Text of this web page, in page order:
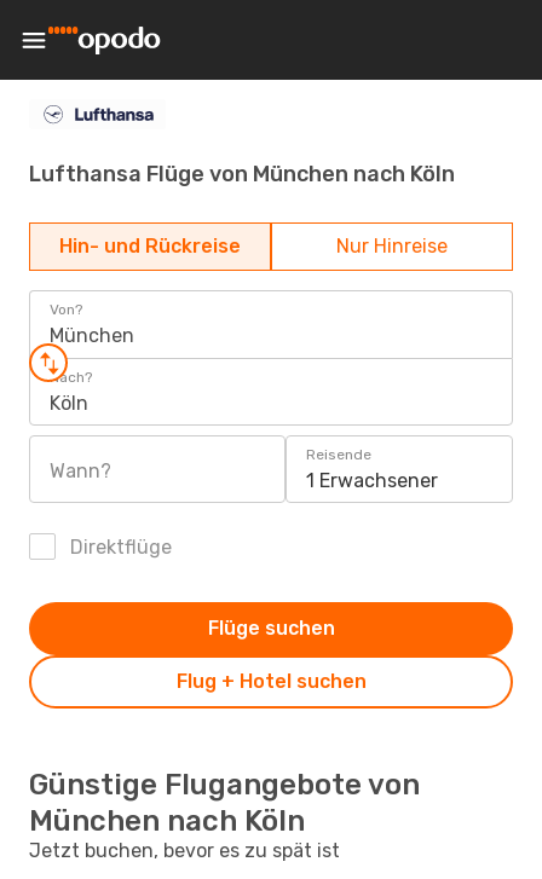
Lufthansa Flüge von München nach Köln
Hin- und Rückreise Nur Hinreise
Von?
München
Nach?
Köln
Wann?
Reisende
1 Erwachsener
Direktflüge
Flug + Hotel suchen
Flüge suchen
Günstige Flugangebote von
München nach Köln
Jetzt buchen, bevor es zu spät ist